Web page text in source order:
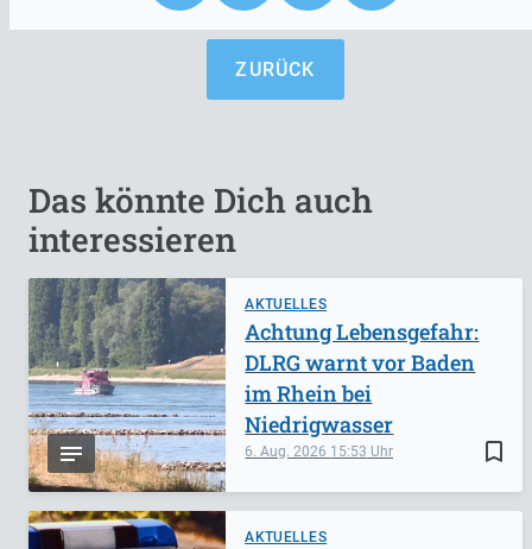
ZURÜCK
Das könnte Dich auch
interessieren
AKTUELLES
bookmark_border
6. Aug. 2026 15:53
Achtung Lebensgefahr:
DLRG warnt vor Baden
im Rhein bei
Niedrigwasser
AKTUELLES